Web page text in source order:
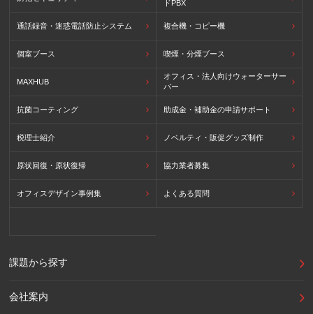
ドPBX
通話録音・迷惑電話防止システム 複合機・コピー機
個室ブース 喫煙・分煙ブース
MAXHUB
オフィス・法人向けウォーターサー
バー
抗菌コーティング 助成金・補助金の申請サポート
税理士紹介 ノベルティ・販促グッズ制作
原状回復・原状復帰 協力業者募集
オフィスデザイン事例集 よくある質問
課題から探す
会社案内